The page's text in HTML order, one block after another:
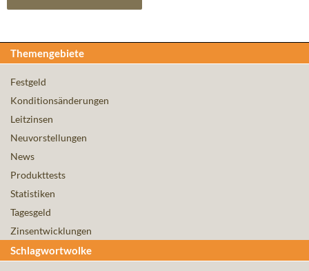
Themengebiete
Festgeld
Konditionsänderungen
Leitzinsen
Neuvorstellungen
News
Produkttests
Statistiken
Tagesgeld
Zinsentwicklungen
Schlagwortwolke